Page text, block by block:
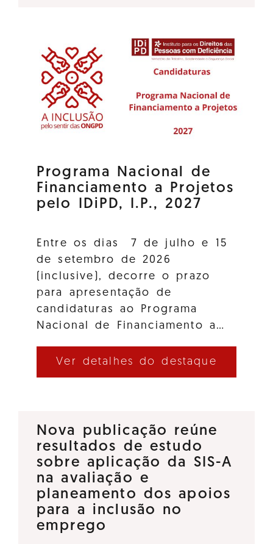
Programa Nacional de
Financiamento a Projetos
pelo IDiPD, I.P., 2027
Entre os dias 7 de julho e 15
de setembro de 2026
(inclusive), decorre o prazo
para apresentação de
candidaturas ao Programa
Nacional de Financiamento a…
Ver detalhes do destaque
Nova publicação reúne
resultados de estudo
sobre aplicação da SIS-A
na avaliação e
planeamento dos apoios
para a inclusão no
emprego